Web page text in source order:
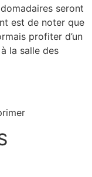
seront
est de noter que
profiter d’un
la salle des